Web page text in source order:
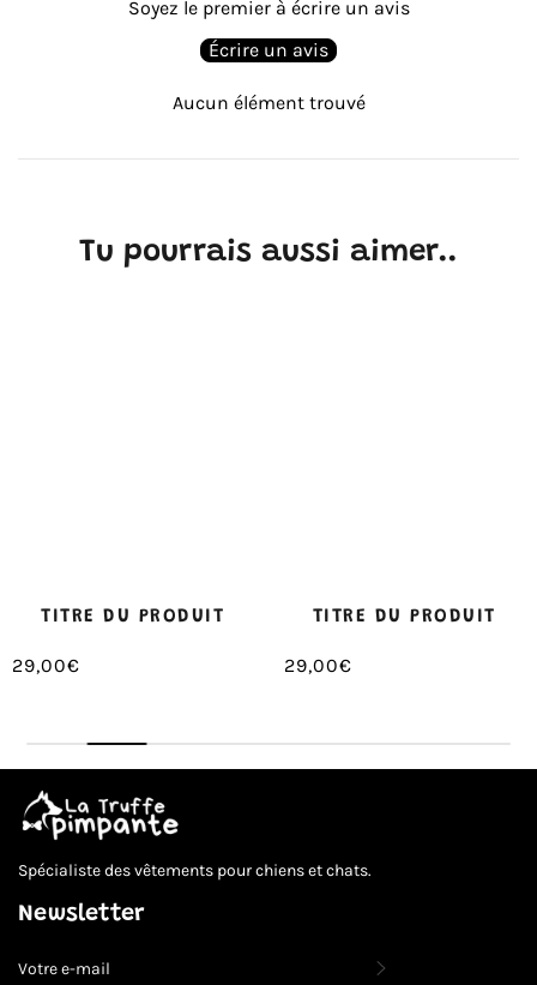
Soyez le premier à écrire un avis
Écrire un avis
Aucun élément trouvé
Tu pourrais aussi aimer..
TITRE DU PRODUIT
29,00€
/
TITRE DU PRODUIT
29,00€
/
Spécialiste des vêtements pour chiens et chats.
Newsletter
VOUS